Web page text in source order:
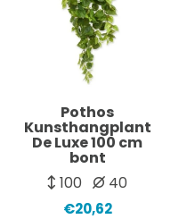
Pothos
Kunsthangplant
De Luxe 100 cm
bont
100
40
€20,62